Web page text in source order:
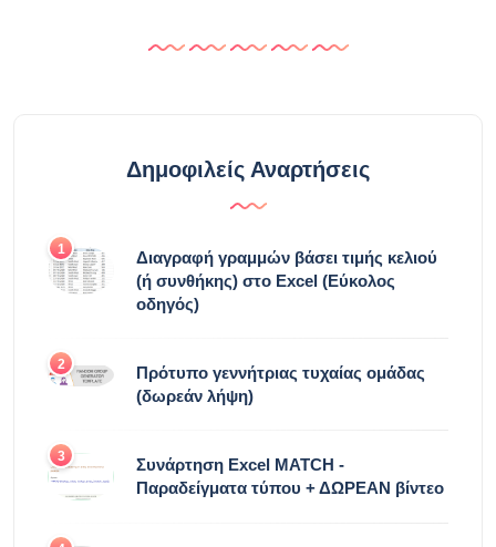
Δημοφιλείς Αναρτήσεις
1
Διαγραφή γραμμών βάσει τιμής κελιού
(ή συνθήκης) στο Excel (Εύκολος
οδηγός)
2
Πρότυπο γεννήτριας τυχαίας ομάδας
(δωρεάν λήψη)
3
Συνάρτηση Excel MATCH -
Παραδείγματα τύπου + ΔΩΡΕΑΝ βίντεο